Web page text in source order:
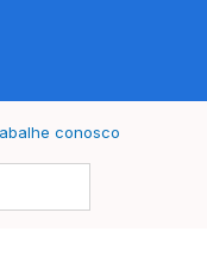
conosco